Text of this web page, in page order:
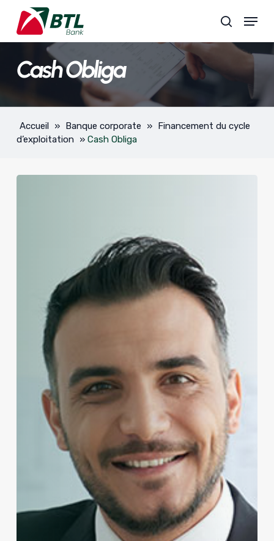
main
search
Menu
Cash Obliga
Accueil » Banque corporate » Financement du cycle
d’exploitation » Cash Obliga